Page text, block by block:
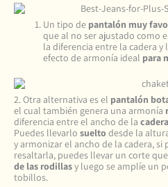
Un tipo de pantalón muy
que al no ser ajustado como
la diferencia entre la cadera
efecto de armonía ideal para
2. Otra alternativa es el pantalón
el cual también genera una armonía
diferencia entre el ancho de la
Puedes llevarlo sueltodesde la
y armonizar el ancho de la cadera, si
resaltarla, puedes llevar un corte que
de las rodillasy luego se amplíe un
tobillos.